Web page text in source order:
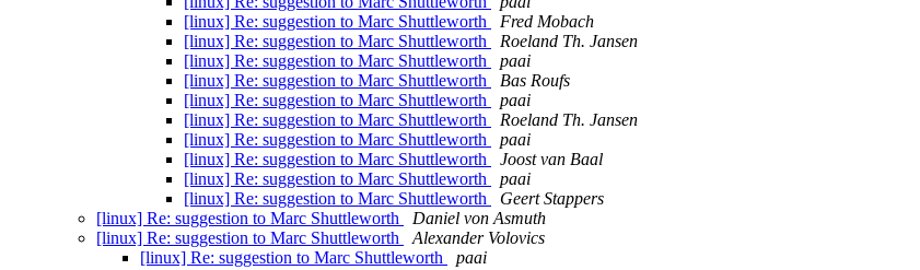
[linux] Re: suggestion to Marc Shuttleworth
Fred Mobach
[linux] Re: suggestion to Marc Shuttleworth
Roeland Th. Jansen
[linux] Re: suggestion to Marc Shuttleworth
paai
[linux] Re: suggestion to Marc Shuttleworth
Bas Roufs
[linux] Re: suggestion to Marc Shuttleworth
paai
[linux] Re: suggestion to Marc Shuttleworth
Roeland Th. Jansen
[linux] Re: suggestion to Marc Shuttleworth
paai
[linux] Re: suggestion to Marc Shuttleworth
Joost van Baal
[linux] Re: suggestion to Marc Shuttleworth
paai
[linux] Re: suggestion to Marc Shuttleworth
Geert Stappers
[linux] Re: suggestion to Marc Shuttleworth
Daniel von Asmuth
[linux] Re: suggestion to Marc Shuttleworth
Alexander Volovics
[linux] Re: suggestion to Marc Shuttleworth
paai